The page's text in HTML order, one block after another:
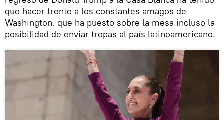
que hacer frente a los constantes amagos de
Washington, que ha puesto sobre la mesa incluso la
posibilidad de enviar tropas al país latinoamericano.